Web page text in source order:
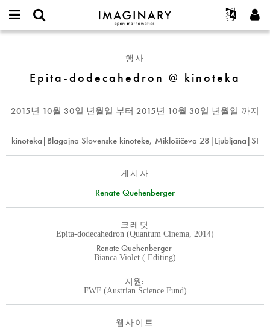
IMAGINARY
open
Français
Deutsch
Español
Türkçe
Programs
Galleries
Films
Texts
Exhibitions
나머지 보기...
프로젝트
참가하기
username
가입하기
새로운 비밀번호 요청하기
행사
Epita-dodecahedron @ kinoteka
2015년 10월 30일 년월일 부터 2015년 10월 30일 년월일 까지
kinoteka|Blagajna Slovenske kinoteke, Miklošičeva 28|Ljubljana|SI
게시자
Renate Quehenberger
크레딧
Epita-dodecahedron (Quantum Cinema, 2014)
Renate Quehenberger
Bianca Violet ( Editing)
지원:
FWF (Austrian Science Fund)
웹사이트